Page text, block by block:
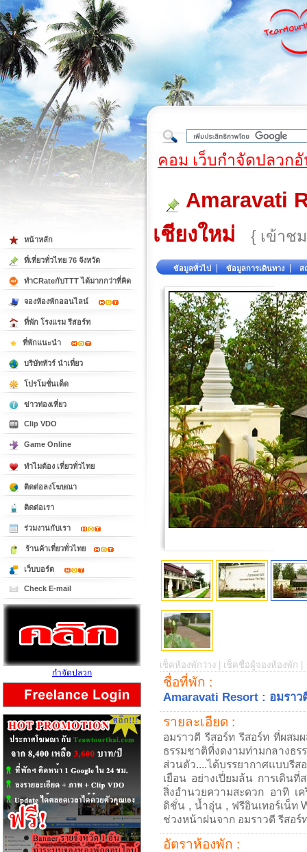
ต้
คอม เว็บกำจัดปลวก
Amaravati
เชียงใหม่
{ เข้าช
ข้อมูลทั่วไป ข้อมูลการเดินทาง ส
เช็คห้องพักว่าง | เช็คชื่อผู้จองห้องพัก |
ชื่อที่พัก :
Amaravati Resort : อมราว
รายละเอียด :
อมราวตี รีสอร์ท รีสอร์ท ที่ผสม
ธรรมชาติที่งดงามท่ามกลางธ
ส่วนตัว....ได้บรรยากาศแบบ
เยือน อย่างเปี่ยมล้น การเดิน
สิ่งอำนวยความสะดวก อาทิ เ
ดิชั่น , น้ำอุ่น , ฟรีอินเทอร์เน็ท
ช่วงหน้าฝนจาก อมราวตี รีสอร์
อัตราห้องพัก :
หน้าหลัก
ที่เที่ยวทั่วไทย 76 จังหวัด
ทำCRateกับTTT ได้มากกว่าที่คิด
จองห้องพักออนไลน์
ที่พัก โรงแรม รีสอร์ท
ที่พักแนะนำ
บริษัททัวร์ นำเที่ยว
โปรโมชั่นเด็ด
ข่าวท่องเที่ยว
Clip VDO
Game Online
ทำไมต้อง เที่ยวทั่วไทย
ติดต่อลงโฆษณา
ติดต่อเรา
ร่วมงานกับเรา
ร้านค้าเที่ยวทั่วไทย
เว็บบอร์ด
Check E-mail
กำจัดปลวก